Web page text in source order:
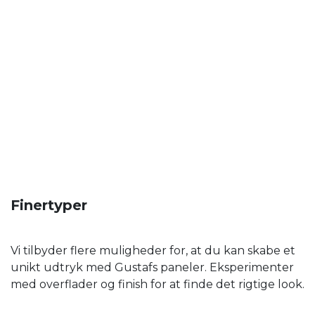
Finertyper
Vi tilbyder flere muligheder for, at du kan skabe et
unikt udtryk med Gustafs paneler. Eksperimenter
med overflader og finish for at finde det rigtige look.